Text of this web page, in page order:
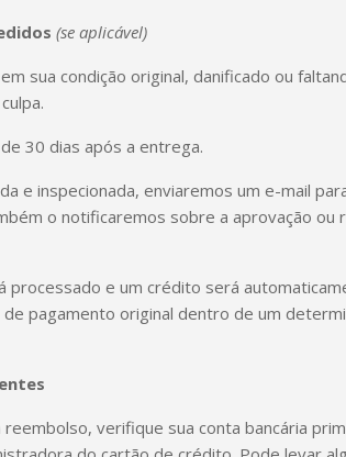
(se aplicável)
sua condição original, danificado ou
30 dias após a entrega.
e inspecionada, enviaremos um e-mail
o notificaremos sobre a aprovação ou
processado e um crédito será
pagamento original dentro de um
verifique sua conta bancária